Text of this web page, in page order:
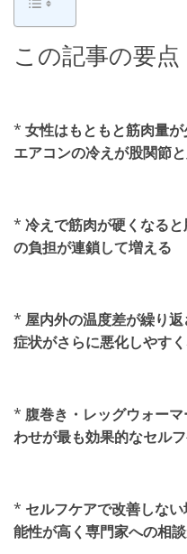
この記事の要点
* 女性はもともと筋肉量が
エアコンの冷えが股関節
* 冷えで筋肉が硬くなる
の負担が連鎖して増える
* 屋内外の温度差が繰り返
症状がさらに悪化しやす
* 腹巻き・レッグウォー
わせが最も効果的なセル
* セルフケアで改善しな
能性が高く専門家への相